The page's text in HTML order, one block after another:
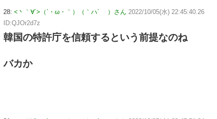
28: <丶｀∀´>（´・ω・｀）（｀ハ´ ）さん 2022/10/05(水) 22:45:40.26
ID:QJOr2d7z
韓国の特許庁を信頼するという前提なのね
バカか